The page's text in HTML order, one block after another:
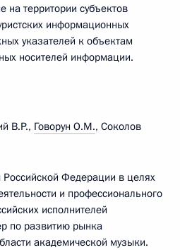
на территории субъектов
информационных
указателей к объектам
носителей информации.
В.Р., Говорун О.М., Соколов
Российской Федерации в целях
и профессионального
исполнителей
по развитию рынка
академической музыки.